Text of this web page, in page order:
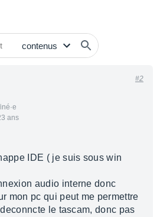
ans
#2
IDE ( je suis sous win
audio interne donc
mon pc qui peut me permettre
le tascam, donc pas